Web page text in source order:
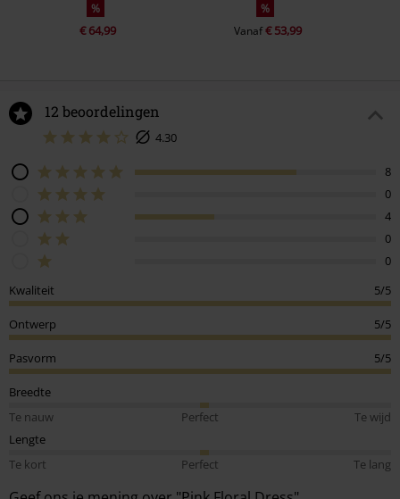
%
€ 64,99
%
Vanaf€ 53,99
12 beoordelingen
4.30
8
0
4
0
0
Kwaliteit
5/5
Ontwerp 5/5
Pasvorm 5/5
Breedte
Te nauw
Perfect
Te wijd
Lengte
Te kort
Perfect Te lang